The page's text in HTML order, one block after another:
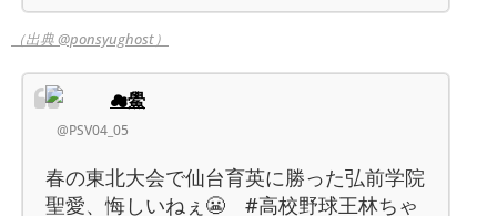
（出典 @ponsyughost）
☁鱟
@PSV04_05
春の東北大会で仙台育英に勝った弘前学院
聖愛、悔しいねぇ😬 #高校野球王林ちゃ